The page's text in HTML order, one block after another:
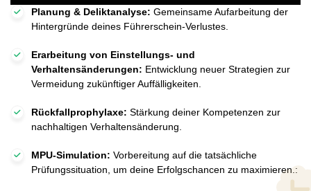
Planung & Deliktanalyse: Gemeinsame Aufarbeitung der
Hintergründe deines Führerschein-Verlustes.
Erarbeitung von Einstellungs- und
Verhaltensänderungen: Entwicklung neuer Strategien zur
Vermeidung zukünftiger Auffälligkeiten.
Rückfallprophylaxe: Stärkung deiner Kompetenzen zur
nachhaltigen Verhaltensänderung.
MPU-Simulation: Vorbereitung auf die tatsächliche
Prüfungssituation, um deine Erfolgschancen zu maximieren.: